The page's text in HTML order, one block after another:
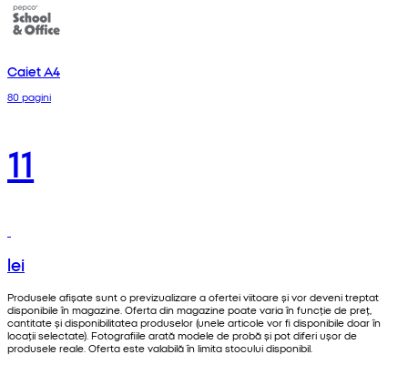
Caiet A4
80 pagini
11
lei
Produsele afișate sunt o previzualizare a ofertei viitoare și vor deveni treptat
disponibile în magazine. Oferta din magazine poate varia în funcție de preț,
cantitate și disponibilitatea produselor (unele articole vor fi disponibile doar în
locații selectate). Fotografiile arată modele de probă și pot diferi ușor de
produsele reale. Oferta este valabilă în limita stocului disponibil.